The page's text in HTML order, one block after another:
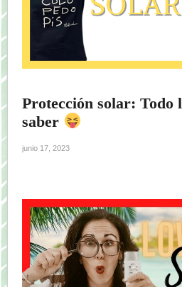
Protección solar: Todo
saber
junio 17, 2023